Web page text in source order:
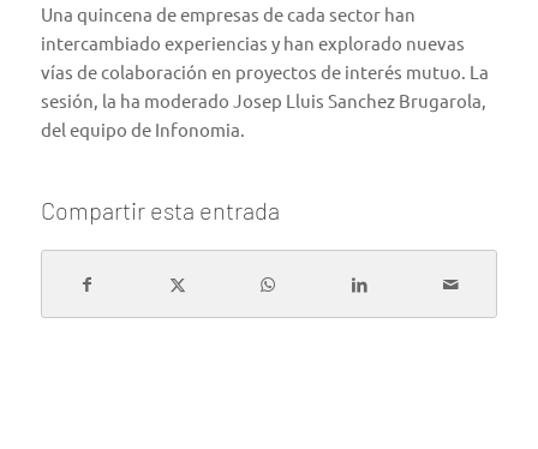
Una quincena de empresas de cada sector han
intercambiado experiencias y han explorado nuevas
vías de colaboración en proyectos de interés mutuo. La
sesión, la ha moderado Josep Lluis Sanchez Brugarola,
del equipo de Infonomia
Compartir esta entrada